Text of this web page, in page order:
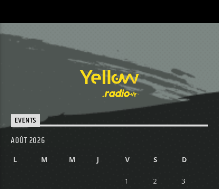
EVENTS
AOÛT 2026
L M M J V S D
1 2
3